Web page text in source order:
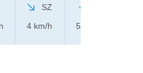
SZ
4 km/h
5 km/h